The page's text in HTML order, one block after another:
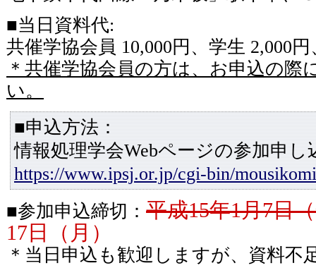
■当日資料代:
共催学協会員 10,000円、学生 2,000
＊共催学協会員の方は、お申込の
い。
■申込方法：
情報処理学会Webページの参加申
https://www.ipsj.or.jp/cgi-bin/
■参加申込締切： 平成15年1月7日
17日（月）
＊当日申込も歓迎しますが、資料